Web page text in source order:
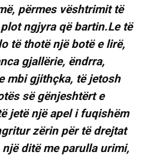
përmes vështrimit të
ngjyra që bartin.Le të
të thotë një botë e lirë,
gjallërie, ëndrra,
mbi gjithçka, të jetosh
së gënjeshtërt e
jetë një apel i fuqishëm
zërin për të drejtat
ditë me parulla urimi,